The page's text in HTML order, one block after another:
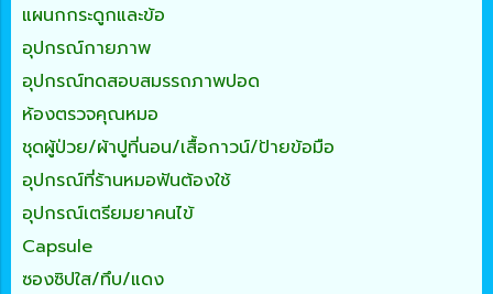
แผนกกระดูกและข้อ
อุปกรณ์กายภาพ
อุปกรณ์ทดสอบสมรรถภาพปอด
ห้องตรวจคุณหมอ
ชุดผู้ป่วย/ผ้าปูที่นอน/เสื้อกาวน์/ป้ายข้อมือ
อุปกรณ์ที่ร้านหมอฟันต้องใช้
อุปกรณ์เตรียมยาคนไข้
Capsule
ซองซิปใส/ทึบ/แดง